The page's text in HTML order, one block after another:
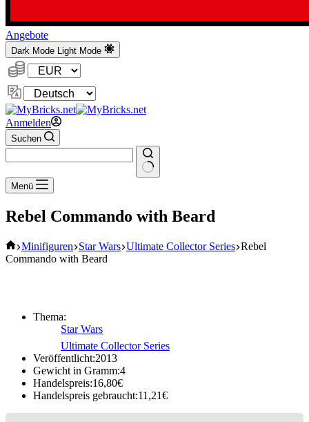
Angebote
Dark Mode Light Mode
Währung:
Sprache
ändern
Anmelden
Suchen
Keine
Ergebnisse
Menü
Rebel Commando with Beard
Start
Minifiguren Star Wars Ultimate Collector Series Rebel
Commando with Beard
Thema:
Star Wars
Ultimate Collector Series
Veröffentlicht:2013
Gewicht in Gramm:4
Handelspreis:16,80€
Handelspreis gebraucht:11,21€